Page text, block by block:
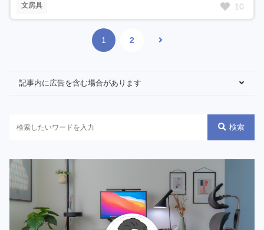
文房具 10
1 2
記事内に広告を含む場合があります
検索